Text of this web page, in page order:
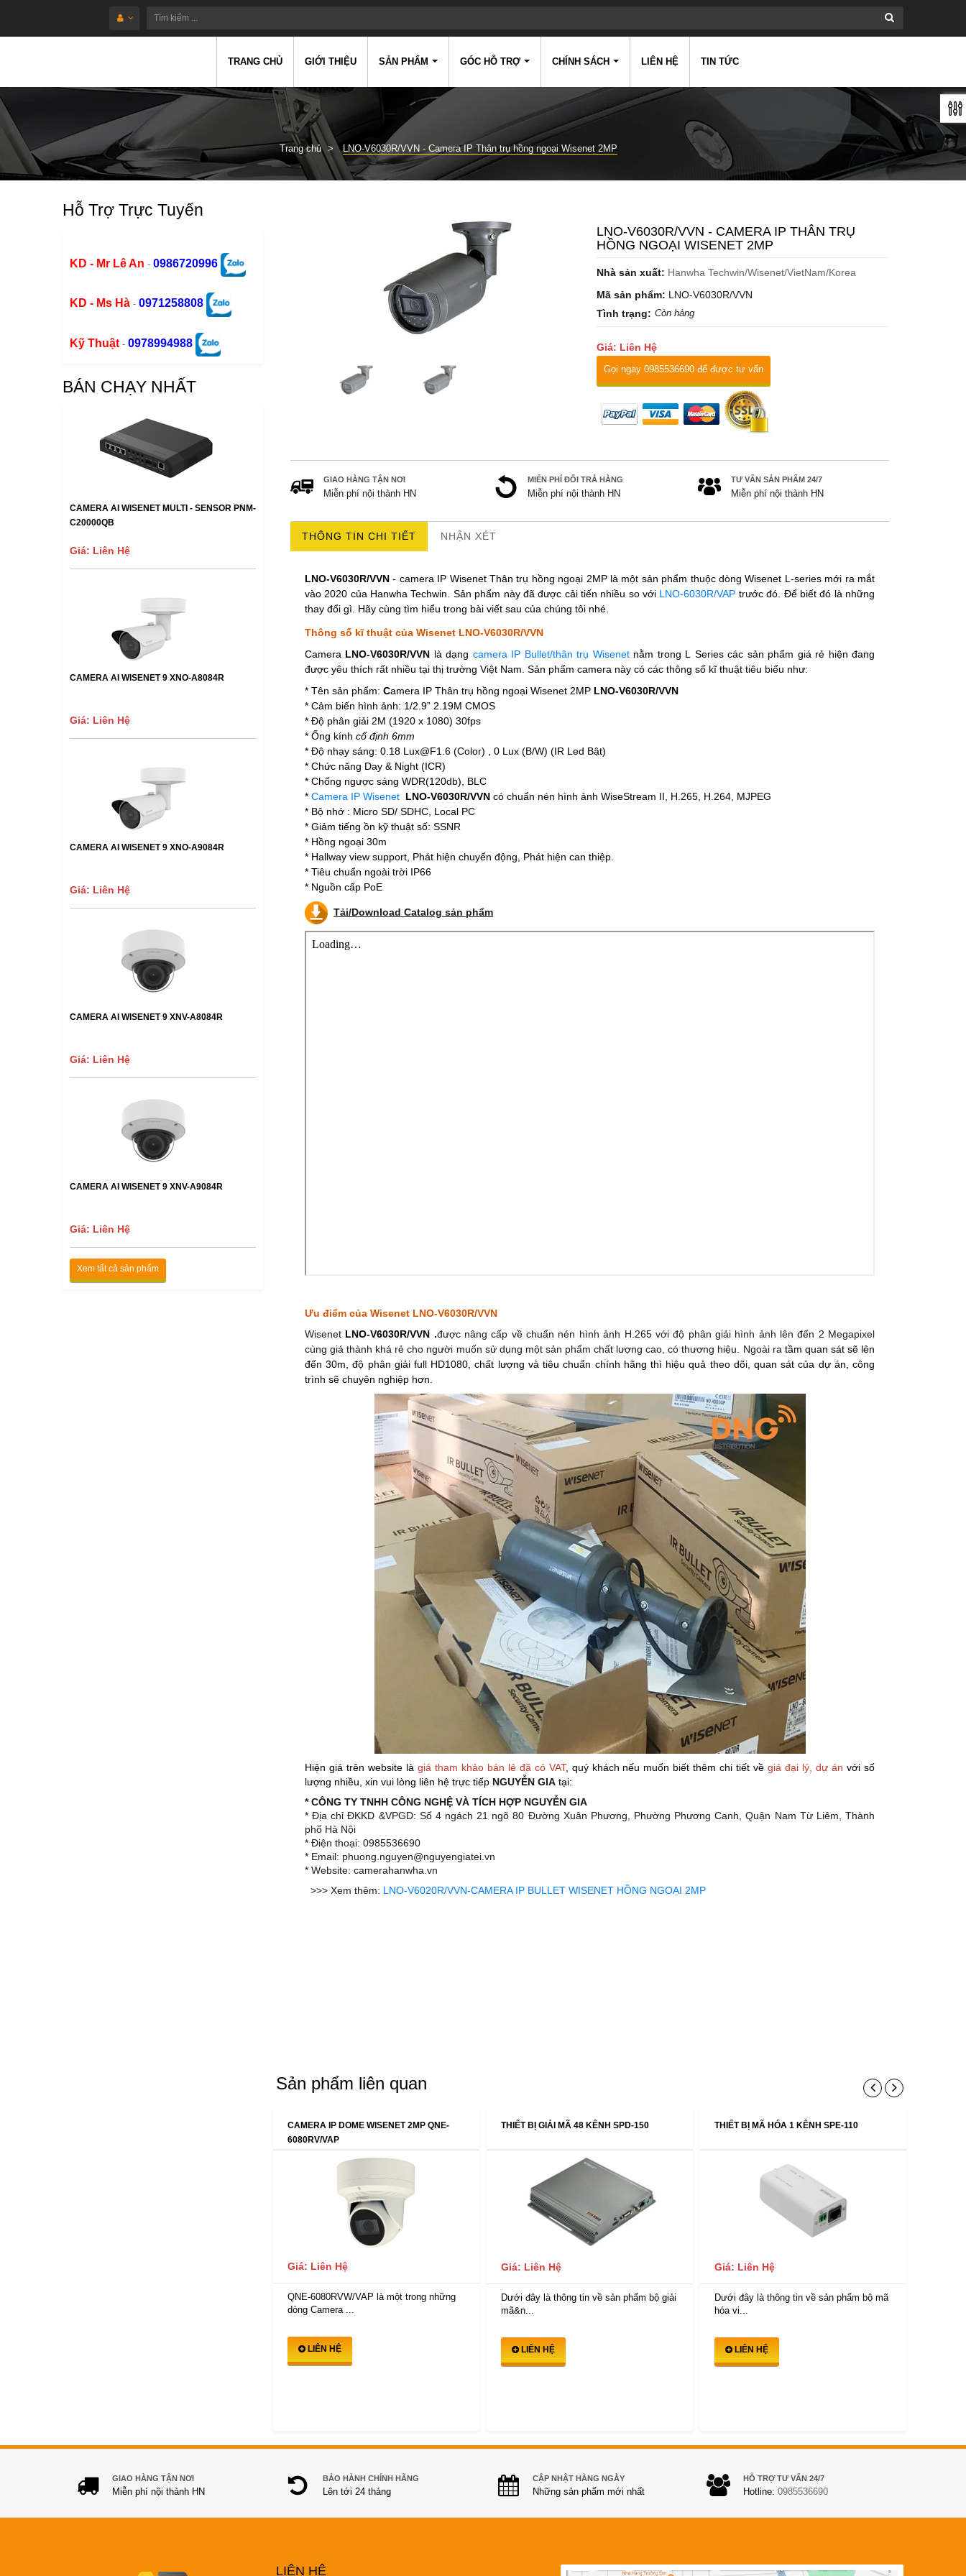
TRANG CHỦ GIỚI THIỆU SẢN PHẨM GÓC HỖ TRỢ CHÍNH SÁCH LIÊN HỆ TIN TỨC
Trang chủ LNO-V6030R/VVN - Camera IP Thân trụ hồng ngoại Wisenet 2MP
Hỗ Trợ Trực Tuyến
KD - Mr Lê An - 0986720996
KD - Ms Hà - 0971258808
Kỹ Thuật - 0978994988
BÁN CHẠY NHẤT
CAMERA AI WISENET MULTI - SENSOR PNM-
C20000QB
Giá: Liên Hệ
CAMERA AI WISENET 9 XNO-A8084R
Giá: Liên Hệ
CAMERA AI WISENET 9 XNO-A9084R
Giá: Liên Hệ
CAMERA AI WISENET 9 XNV-A8084R
Giá: Liên Hệ
CAMERA AI WISENET 9 XNV-A9084R
Giá: Liên Hệ
Xem tất cả sản phẩm
LNO-V6030R/VVN - CAMERA IP THÂN TRỤ
HỒNG NGOẠI WISENET 2MP
Nhà sản xuất: Hanwha Techwin/Wisenet/VietNam/Korea
Mã sản phẩm: LNO-V6030R/VVN
Tình trạng: Còn hàng
Giá: Liên Hệ
Gọi ngay 0985536690 để được tư vấn
GIAO HÀNG TẬN NƠI
Miễn phí nội thành HN
MIẾN PHÍ ĐỔI TRẢ HÀNG
Miễn phí nội thành HN
TƯ VẤN SẢN PHẨM 24/7
Miễn phí nội thành HN
THÔNG TIN CHI TIẾT NHẬN XÉT
LNO-V6030R/VVN - camera IP Wisenet Thân trụ hồng ngoại 2MP là một sản phẩm thuộc dòng Wisenet L-series mới ra mắt
vào 2020 của Hanwha Techwin. Sản phẩm này đã được cải tiến nhiều so với LNO-6030R/VAP trước đó. Để biết đó là những
thay đổi gì. Hãy cùng tìm hiểu trong bài viết sau của chúng tôi nhé.
Thông số kĩ thuật của Wisenet LNO-V6030R/VVN
Camera LNO-V6030R/VVN là dạng camera IP Bullet/thân trụ Wisenetnằm trong L Series các sản phẩm giá rẻ hiện đang
được yêu thích rất nhiều tại thị trường Việt Nam. Sản phẩm camera này có các thông số kĩ thuật tiêu biểu như:
* Tên sản phẩm: Camera IP Thân trụ hồng ngoại Wisenet 2MP LNO-V6030R/VVN
* Cảm biến hình ảnh: 1/2.9” 2.19M CMOS
* Độ phân giải 2M (1920 x 1080) 30fps
* Ống kính cố định 6mm
* Độ nhạy sáng: 0. 18 Lux@F1.6 (Color) , 0 Lux (B/W) (IR Led Bật)
* Chức năng Day & Night (ICR)
* Chống ngược sáng WDR(120db), BLC
* Camera IP Wisenet LNO-V6030R/VVN có chuẩn nén hình ảnh WiseStream II, H.265, H.264, MJPEG
* Bộ nhớ : Micro SD/ SDHC, Local PC
* Giảm tiếng ồn kỹ thuật số: SSNR
* Hồng ngoại 30m
* Hallway view support , Phát hiện chuyển động, Phát hiện can thiệp.
* Tiêu chuẩn ngoài trời IP66
* Nguồn cấp PoE
Tải/Download Catalog sản phẩm
Ưu điểm của Wisenet LNO-V6030R/VVN
Wisenet LNO-V6030R/VVN .được nâng cấp về chuẩn nén hình ảnh H.265 với độ phân giải hình ảnh lên đến 2 Megapixel
cùng giá thành khá rẻ cho người muốn sử dụng một sản phẩm chất lượng cao, có thương hiệu. Ngoài ra tầm quan sát sẽ lên
đến 30m, độ phân giải full HD1080, chất lượng và tiêu chuẩn chính hãng thì hiệu quả theo dõi, quan sát của dự án, công
trình sẽ chuyên nghiệp hơn.
Hiện giá trên website là giá tham khảo bán lẻ đã có VAT, quý khách nếu muốn biết thêm chi tiết vềgiá đại lý, dự án với số
lượng nhiều, xin vui lòng liên hệ trực tiếp NGUYỄN GIA tại:
* CÔNG TY TNHH CÔNG NGHỆ VÀ TÍCH HỢP NGUYỄN GIA
* Địa chỉ ĐKKD &VPGD: Số 4 ngách 21 ngõ 80 Đường Xuân Phương, Phường Phương Canh, Quận Nam Từ Liêm, Thành
phố Hà Nội
* Điện thoại: 0985536690
* Email: phuong.nguyen@nguyengiatei.vn
* Website: camerahanwha.vn
>>> Xem thêm: LNO-V6020R/VVN-CAMERA IP BULLET WISENET HỒNG NGOẠI 2MP
Sản phẩm liên quan
CAMERA IP DOME WISENET 2MP QNE-
6080RV/VAP
Giá: Liên Hệ
QNE-6080RVW/VAP là một trong những
dòng Camera ...
LIÊN HỆ
THIẾT BỊ GIẢI MÃ 48 KÊNH SPD-150
Giá: Liên Hệ
Dưới đây là thông tin về sản phẩm bộ giải
mã&n...
LIÊN HỆ
THIẾT BỊ MÃ HÓA 1 KÊNH SPE-110
Giá: Liên Hệ
Dưới đây là thông tin về sản phẩm bộ mã
hóa vi...
LIÊN HỆ
GIAO HÀNG TẬN NƠI
Miễn phí nội thành HN
BẢO HÀNH CHÍNH HÃNG
Lên tới 24 tháng
CẬP NHẬT HÀNG NGÀY
Những sản phẩm mới nhất
HỖ TRỢ TƯ VẤN 24/7
Hotline: 0985536690
LIÊN HỆ